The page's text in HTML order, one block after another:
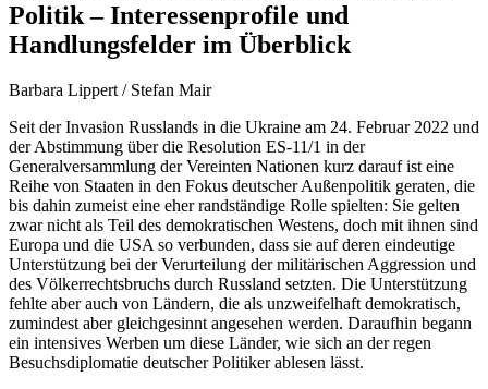
Politik – Interessenprofile und
Handlungs­felder im Überblick
Barbara Lippert / Stefan Mair
Seit der Invasion Russlands in die Ukraine am 24. Februar 2022 und
der Abstimmung über die Resolution ES-11/1 in der
Generalversammlung der Vereinten Nationen kurz darauf ist eine
Reihe von Staaten in den Fokus deutscher Außenpolitik geraten, die
bis dahin zumeist eine eher randständige Rolle spielten: Sie gelten
zwar nicht als Teil des demokra­tischen Westens, doch mit ihnen sind
Europa und die USA so verbunden, dass sie auf deren eindeutige
Unterstützung bei der Verurteilung der militärischen Aggression und
des Völkerrechtsbruchs durch Russ­land setzten. Die Unterstützung
fehlte aber auch von Ländern, die als unzweifelhaft demokratisch,
zumindest aber gleichgesinnt angesehen werden. Daraufhin begann
ein intensives Werben um diese Länder, wie sich an der regen
Besuchsdiplomatie deutscher Politiker ablesen lässt.